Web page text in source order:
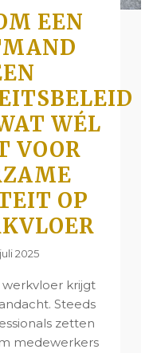
EEN
WÉL
VOOR
OP
2025
krijgt
Steeds
zetten
medewerkers